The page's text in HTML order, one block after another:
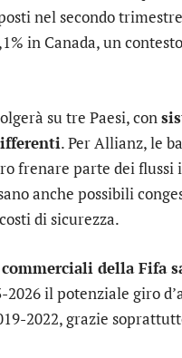
nel secondo
in Canada, un
su tre Paesi, con
. Per Allianz, le
frenare parte dei
anche possibili
di sicurezza.
della Fifa
2026 il potenziale giro
2022, grazie